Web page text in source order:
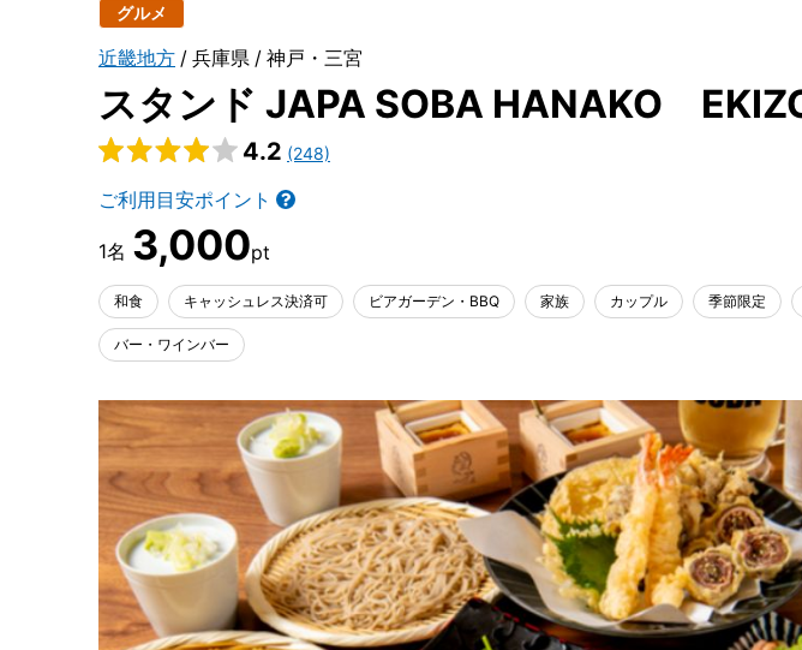
グルメ
近畿地方 兵庫県 神戸・三宮
スタンド JAPA SOBA HANAKO
4.2 (248)
ご利用目安ポイント
3,000
和食 キャッシュレス決済可 ビアガーデン・BBQ 家族 カップル 季節限定
バー・ワインバー